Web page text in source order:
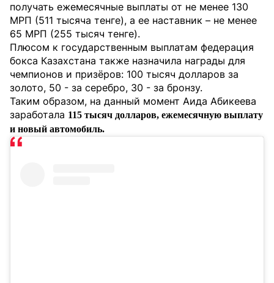
получать ежемесячные выплаты от не менее 130
МРП (511 тысяча тенге), а ее наставник – не менее
65 МРП (255 тысяч тенге).
Плюсом к государственным выплатам федерация
бокса Казахстана также назначила награды для
чемпионов и призёров: 100 тысяч долларов за
золото, 50 - за серебро, 30 - за бронзу.
Таким образом, на данный момент Аида Абикеева
заработала 115 тысяч долларов, ежемесячную выплату
и новый автомобиль.